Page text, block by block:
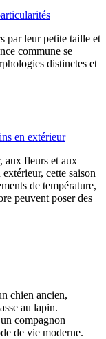
par leur petite taille et
commune se
distinctes et
en extérieur
aux fleurs et aux
cette saison
de température,
peuvent poser des
chien ancien,
au lapin.
compagnon
de vie moderne.